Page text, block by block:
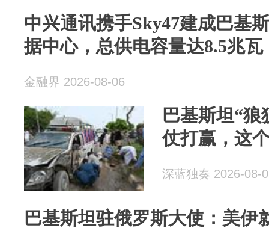
中兴通讯携手Sky47建成巴基
据中心，总供电容量达8.5兆瓦
金融界 2026-08-06
巴基斯坦“
仗打赢，这
深蓝独奏 2026-08-
巴基斯坦驻俄罗斯大使：美伊